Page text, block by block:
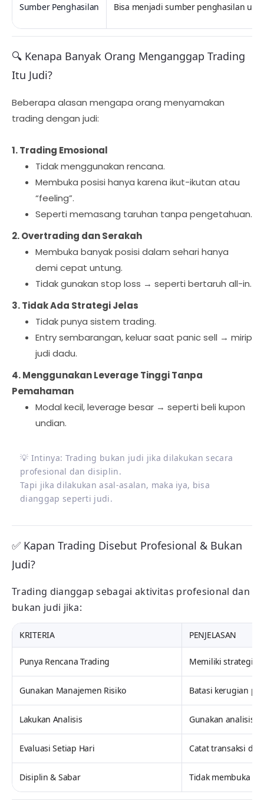
Sumber Penghasilan Bisa menjadi sumber penghasilan
🔍 Kenapa Banyak Orang Menganggap Trading
Itu Judi?
Beberapa alasan mengapa orang menyamakan
trading dengan judi:
1. Trading Emosional
Tidak menggunakan rencana.
Membuka posisi hanya karena ikut-ikutan atau
“feeling”.
Seperti memasang taruhan tanpa pengetahuan.
2. Overtrading dan Serakah
Membuka banyak posisi dalam sehari hanya
demi cepat untung.
Tidak gunakan stop loss → seperti bertaruh all-in.
3. Tidak Ada Strategi Jelas
Tidak punya sistem trading.
Entry sembarangan, keluar saat panic sell → mirip
judi dadu.
4. Menggunakan Leverage Tinggi Tanpa
Pemahaman
Modal kecil, leverage besar → seperti beli kupon
undian.
💡 Intinya: Trading bukan judi jika dilakukan secara
profesional dan disiplin.
Tapi jika dilakukan asal-asalan, maka iya, bisa
dianggap seperti judi.
✅ Kapan Trading Disebut Profesional & Bukan
Judi?
Trading dianggap sebagai aktivitas profesional dan
bukan judi jika:
KRITERIA PENJELASAN
Punya Rencana Trading Memiliki strategi
Gunakan Manajemen Risiko Batasi kerugian
Lakukan Analisis Gunakan analisis
Evaluasi Setiap Hari Catat transaksi di
Disiplin & Sabar Tidak membuka